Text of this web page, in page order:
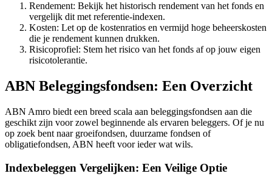
Rendement: Bekijk het historisch rendement van het fonds en
vergelijk dit met referentie-indexen.
Kosten: Let op de kostenratios en vermijd hoge beheerskosten
die je rendement kunnen drukken.
Risicoprofiel: Stem het risico van het fonds af op jouw eigen
risicotolerantie.
ABN Beleggingsfondsen: Een Overzicht
ABN Amro biedt een breed scala aan beleggingsfondsen aan die
geschikt zijn voor zowel beginnende als ervaren beleggers. Of je nu
op zoek bent naar groeifondsen, duurzame fondsen of
obligatiefondsen, ABN heeft voor ieder wat wils.
Indexbeleggen Vergelijken: Een Veilige Optie